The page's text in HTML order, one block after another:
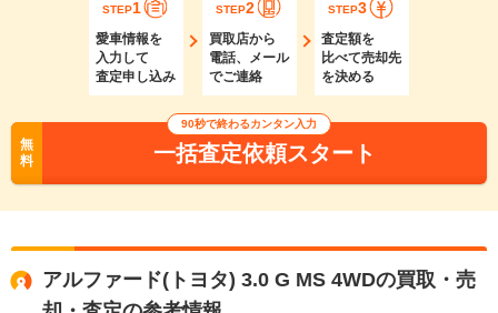
STEP1
愛車情報を
入力して
査定申し込み
STEP2
買取店から
電話、メール
でご連絡
STEP3
査定額を
比べて売却先
を決める
無
料
90秒で終わるカンタン入力
一括査定依頼スタート
アルファード(トヨタ) 3.0 G MS 4WDの買取・売